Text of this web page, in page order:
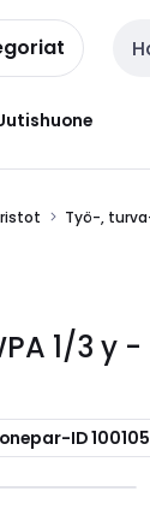
Työ-,
1/3 y -
ID